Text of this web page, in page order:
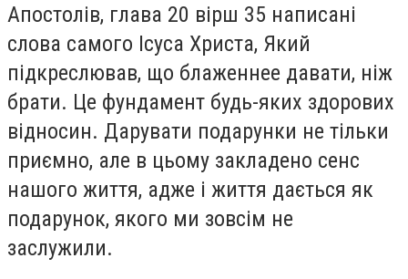
Апостолів, глава 20 вірш 35 написані
слова самого Ісуса Христа, Який
підкреслював, що блаженнее давати, ніж
брати. Це фундамент будь-яких здорових
відносин. Дарувати подарунки не тільки
приємно, але в цьому закладено сенс
нашого життя, адже і життя дається як
подарунок, якого ми зовсім не
заслужили.